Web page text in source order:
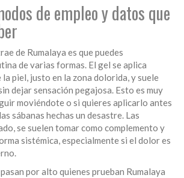
de empleo y datos que
de Rumalaya es que puedes
de varias formas. El gel se aplica
piel, justo en la zona dolorida, y suele
dejar sensación pegajosa. Esto es muy
moviéndote o si quieres aplicarlo antes
sábanas hechas un desastre. Las
se suelen tomar como complemento y
sistémica, especialmente si el dolor es
por alto quienes prueban Rumalaya